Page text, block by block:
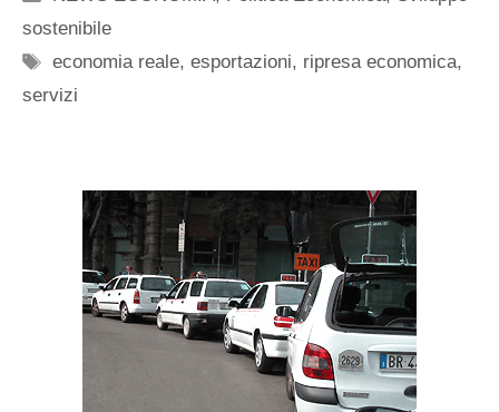
sostenibile
Tag
economia reale,esportazioni, ripresa economica,
servizi